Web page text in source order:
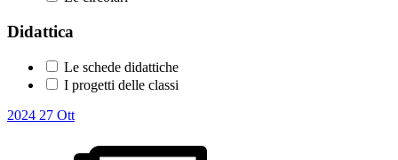
Didattica
Le schede didattiche
I progetti delle classi
2024 27 Ott